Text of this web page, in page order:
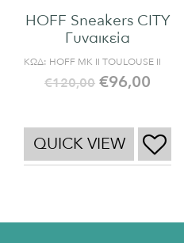
HOFF Sneakers CITY
Γυναικεία
ΚΩΔ: HOFF MK II TOULOUSE II
€120,00 €96,00
QUICK VIEW